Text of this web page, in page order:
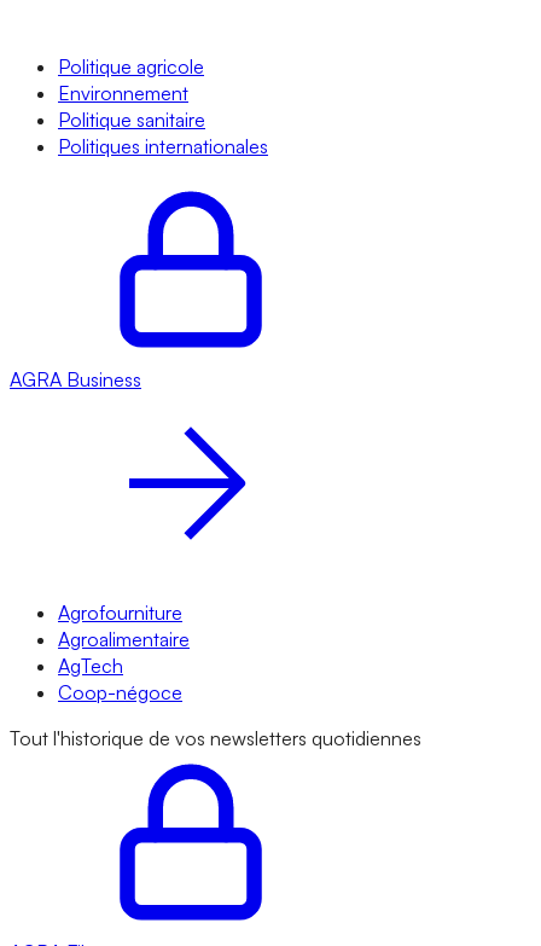
Politique agricole
Environnement
Politique sanitaire
Politiques internationales
AGRA Business
Agrofourniture
Agroalimentaire
AgTech
Coop-négoce
Tout l'historique de vos newsletters quotidiennes